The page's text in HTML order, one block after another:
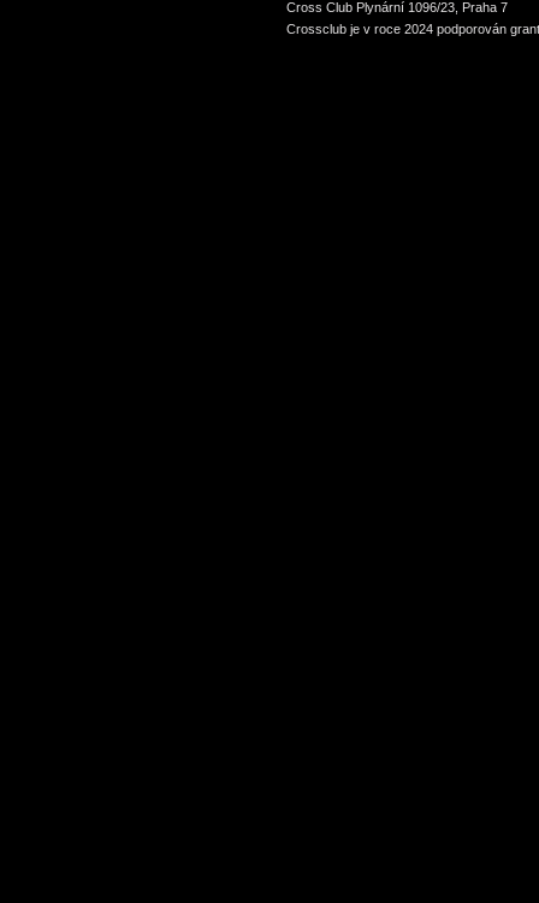
Cross Club Plynární 1096/23, Praha 7
Crossclub je v roce 2024 podporován